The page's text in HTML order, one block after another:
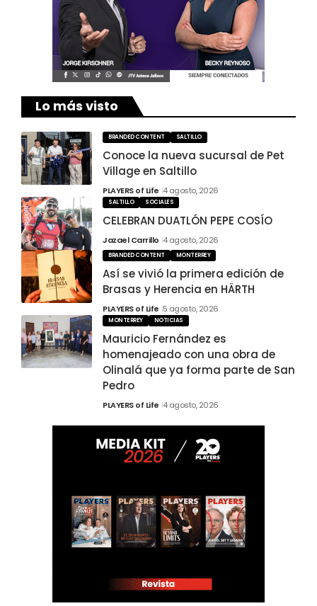
Lo más visto
BRANDED CONTENT SALTILLO
Conoce la nueva sucursal de Pet
Village en Saltillo
PLAYERS of Life 4 agosto, 2026
SALTILLO SOCIALES
CELEBRAN DUATLÓN PEPE COSÍO
Jazael Carrillo 4 agosto, 2026
BRANDED CONTENT MONTERREY
Así se vivió la primera edición de
Brasas y Herencia en HÄRTH
PLAYERS of Life 5 agosto, 2026
MONTERREY NOTICIAS
Mauricio Fernández es
homenajeado con una obra de
Olinalá que ya forma parte de San
Pedro
PLAYERS of Life 4 agosto, 2026